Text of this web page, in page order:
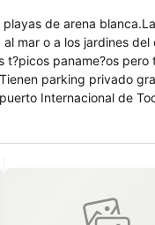
de arena
mar o a los jardines
paname?os
parking privado
Internacional de